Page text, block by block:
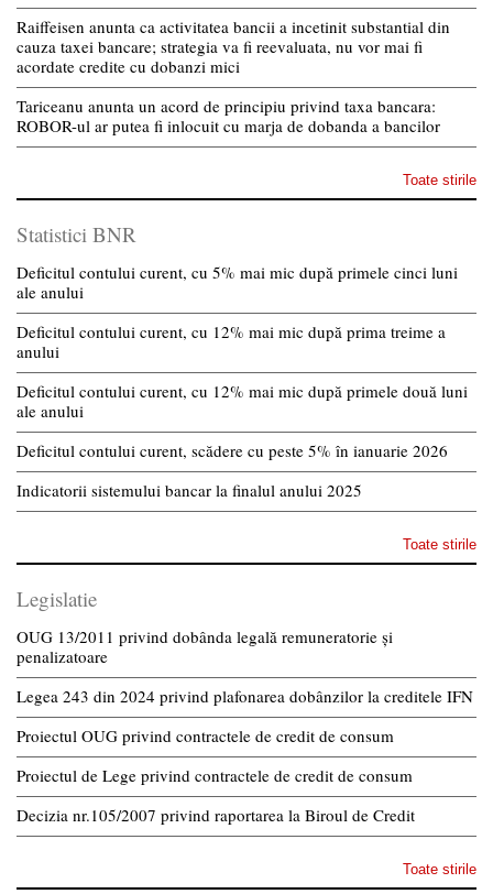
Raiffeisen anunta ca activitatea bancii a incetinit substantial din
cauza taxei bancare; strategia va fi reevaluata, nu vor mai fi
acordate credite cu dobanzi mici
Tariceanu anunta un acord de principiu privind taxa bancara:
ROBOR-ul ar putea fi inlocuit cu marja de dobanda a bancilor
Toate stirile
Statistici BNR
Deficitul contului curent, cu 5% mai mic după primele cinci luni
ale anului
Deficitul contului curent, cu 12% mai mic după prima treime a
anului
Deficitul contului curent, cu 12% mai mic după primele două luni
ale anului
Deficitul contului curent, scădere cu peste 5% în ianuarie 2026
Indicatorii sistemului bancar la finalul anului 2025
Toate stirile
Legislatie
OUG 13/2011 privind dobânda legală remuneratorie și
penalizatoare
Legea 243 din 2024 privind plafonarea dobânzilor la creditele IFN
Proiectul OUG privind contractele de credit de consum
Proiectul de Lege privind contractele de credit de consum
Decizia nr.105/2007 privind raportarea la Biroul de Credit
Toate stirile